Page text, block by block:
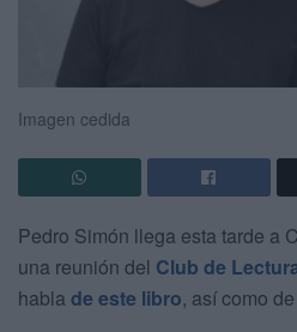
Imagen cedida
Pedro Simón llega esta tarde a
una reunión del Club de
habla de este libro, así como